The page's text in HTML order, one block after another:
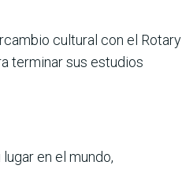
cultural con el Rotary
terminar sus estudios
en el mundo,